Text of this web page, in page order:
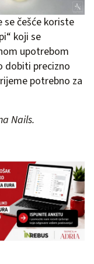
se češće koriste
koji se
upotrebom
dobiti precizno
potrebno za
Nails.